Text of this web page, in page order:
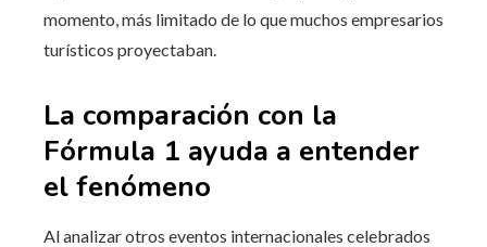
momento, más limitado de lo que muchos empresarios
turísticos proyectaban.
La comparación con la
Fórmula 1 ayuda a entender
el fenómeno
Al analizar otros eventos internacionales celebrados